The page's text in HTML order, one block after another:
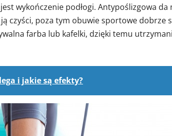
wykończenie podłogi. Antypoślizgowa
czyści, poza tym obuwie sportowe dobrze
farba lub kafelki, dzięki temu
i jakie są efekty?